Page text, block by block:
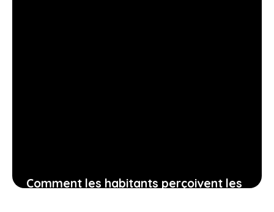
Comment les habitants perçoivent les